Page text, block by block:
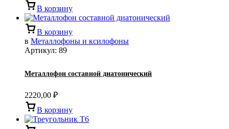
В корзину
В корзину
в Металлофоны и ксилофоны
Артикул: 89
Металлофон составной диатонический
2220,00 ₽
В корзину